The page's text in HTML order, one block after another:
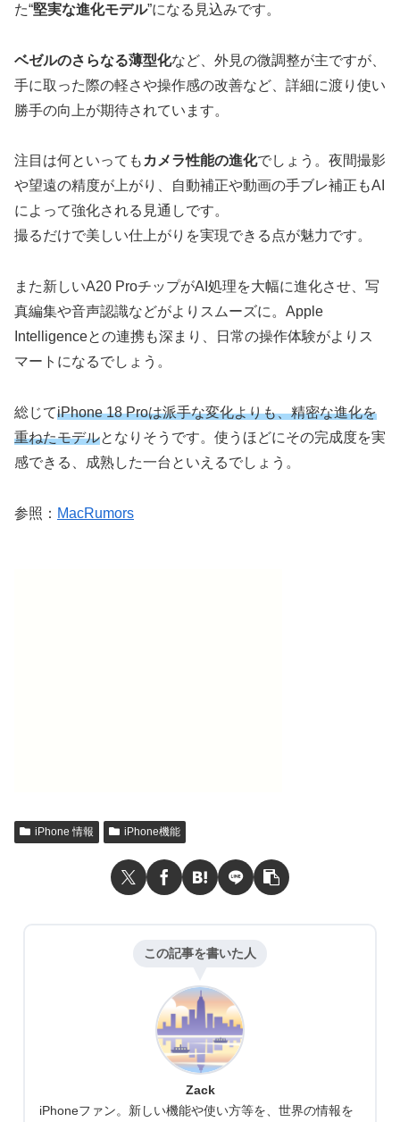
た“堅実な進化モデル”になる見込みです。
ベゼルのさらなる薄型化など、外見の微調整が主ですが、
手に取った際の軽さや操作感の改善など、詳細に渡り使い
勝手の向上が期待されています。
注目は何といっても カメラ性能の進化でしょう。夜間撮影
や望遠の精度が上がり、自動補正や動画の手ブレ補正もAI
によって強化される見通しです。
撮るだけで美しい仕上がりを実現できる点が魅力です。
また新しいA20 ProチップがAI処理を大幅に進化させ、写
真編集や音声認識などがよりスムーズに。Apple
Intelligenceとの連携も深まり、日常の操作体験がよりス
マートになるでしょう。
総じてiPhone 18 Proは派手な変化よりも、精密な進化を
重ねたモデルとなりそうです。使うほどにその完成度を実
感できる、成熟した一台といえるでしょう。
参照： MacRumors
iPhone 情報 iPhone機能
この記事を書いた人
Zack
iPhoneファン。新しい機能や使い方等を、世界の情報を